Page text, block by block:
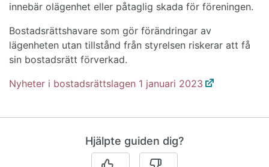
innebär olägenhet eller påtaglig skada för föreningen.
Bostadsrättshavare som gör förändringar av
lägenheten utan tillstånd från styrelsen riskerar att få
sin bostadsrätt förverkad.
Nyheter i bostadsrättslagen 1 januari 2023
Hjälpte guiden dig?